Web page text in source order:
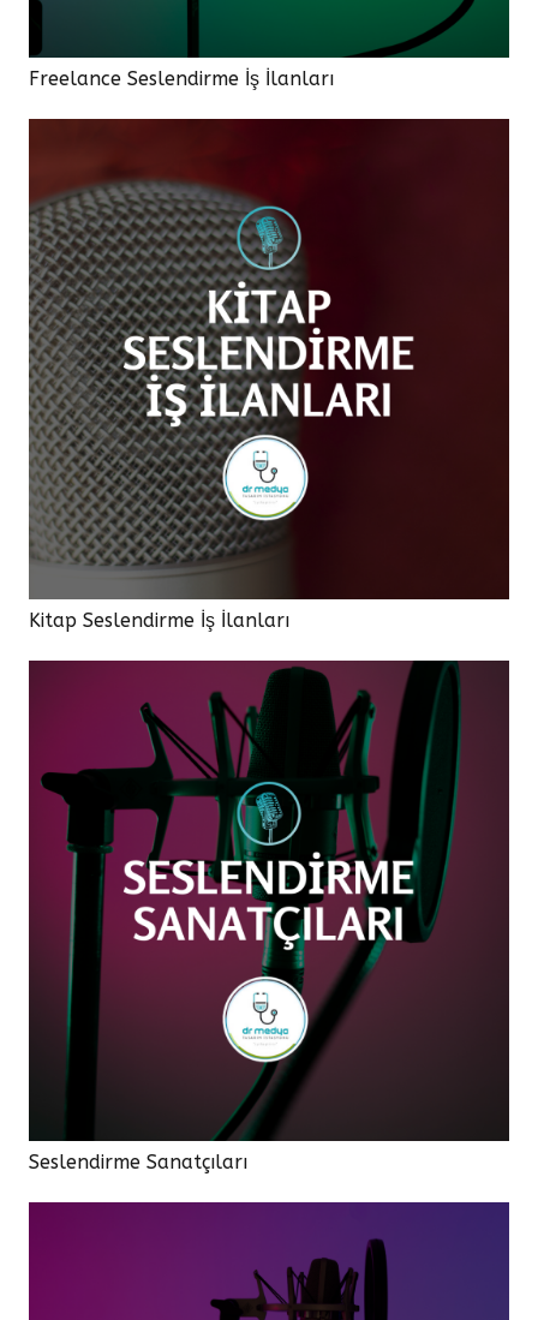
Freelance Seslendirme İş İlanları
Kitap Seslendirme İş İlanları
Seslendirme Sanatçıları